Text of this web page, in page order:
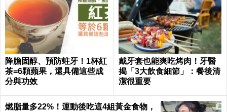
降膽固醇、預防蛀牙！1杯紅
茶=6顆蘋果，還具備這些成
分與功效
戴牙套也能爽吃烤肉！牙醫
揭「3大飲食細節」：餐後清
潔很重要
燃脂量多22%！運動後吃這4組黃金食物，